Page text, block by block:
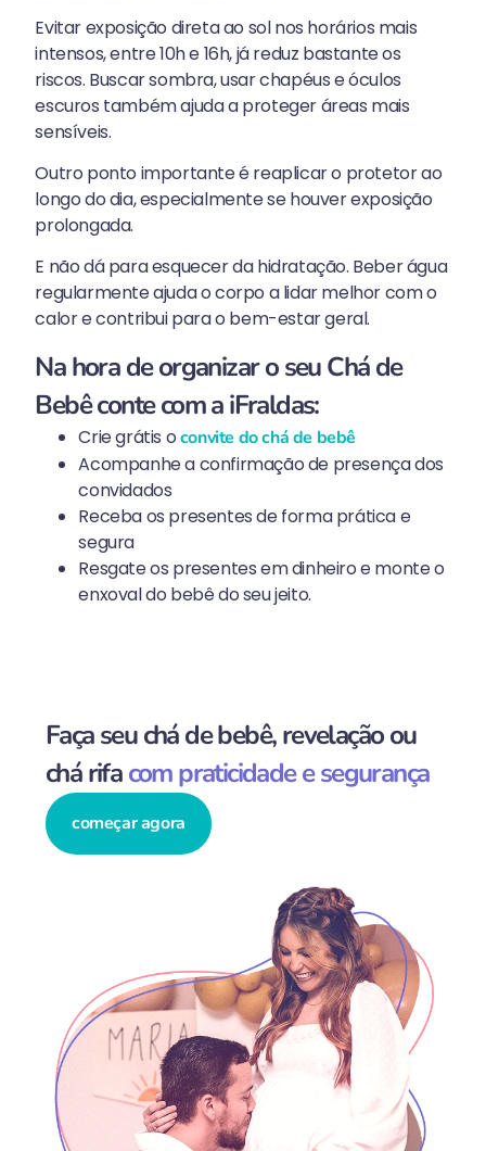
Evitar exposição direta ao sol nos horários mais
intensos, entre 10h e 16h, já reduz bastante os
riscos. Buscar sombra, usar chapéus e óculos
escuros também ajuda a proteger áreas mais
sensíveis.
Outro ponto importante é reaplicar o protetor ao
longo do dia, especialmente se houver exposição
prolongada.
E não dá para esquecer da hidratação. Beber água
regularmente ajuda o corpo a lidar melhor com o
calor e contribui para o bem-estar geral.
Na hora de organizar o seu Chá de
Bebê conte com a iFraldas:
Crie grátis oconvite do chá de bebê
Acompanhe a confirmação de presença dos
convidados
Receba os presentes de forma prática e
segura
Resgate os presentes em dinheiro e monte o
enxoval do bebê do seu jeito.
Faça seu chá de bebê, revelação ou
chá rifacom praticidade e segurança
começar agora